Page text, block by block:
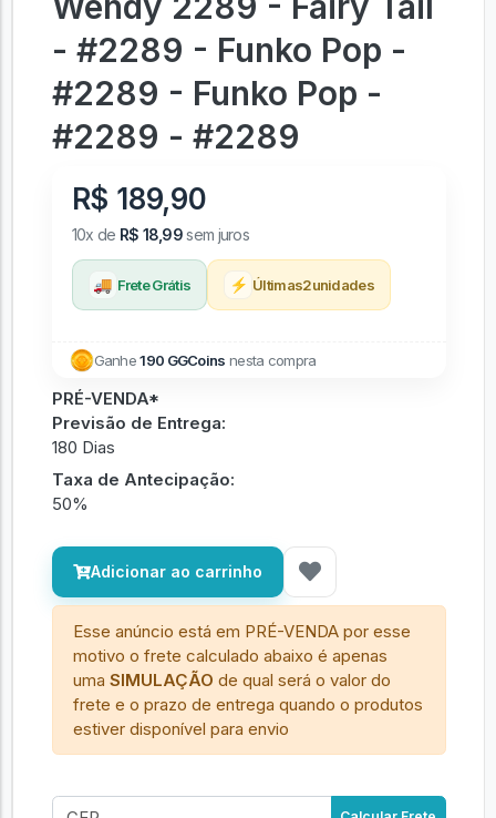
- #2289 - Funko Pop -
#2289 - Funko Pop -
#2289 - #2289
R$ 189,90
10x de R$ 18,99sem juros
🚚 Frete Grátis ⚡ Últimas2unidades
Ganhe190 GGCoins nesta compra
PRÉ-VENDA*
Previsão de Entrega:
180 Dias
Taxa de Antecipação:
50%
Adicionar ao carrinho
Esse anúncio está em PRÉ-VENDA por esse
motivo o frete calculado abaixo é apenas
umaSIMULAÇÃO de qual será o valor do
frete e o prazo de entrega quando o produtos
estiver disponível para envio